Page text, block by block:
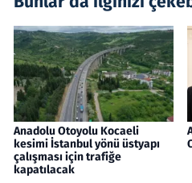
Anadolu Otoyolu Kocaeli
kesimi İstanbul yönü üstyapı
çalışması için trafiğe
kapatılacak